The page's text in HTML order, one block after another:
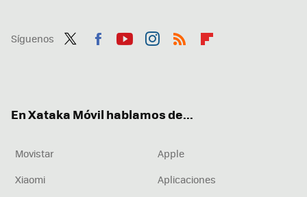
Síguenos
En Xataka Móvil hablamos de...
Movistar
Apple
Xiaomi
Aplicaciones